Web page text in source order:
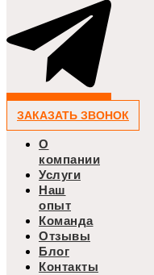
ЗАКАЗАТЬ ЗВОНОК
О
компании
Услуги
Наш
опыт
Команда
Отзывы
Блог
Контакты